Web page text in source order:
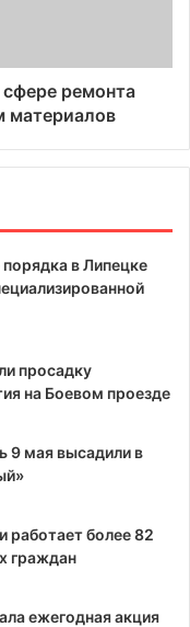
ремонта
материалов
в Липецке
просадку
на Боевом проезде
9 мая высадили в
работает более 82
граждан
ежегодная акция